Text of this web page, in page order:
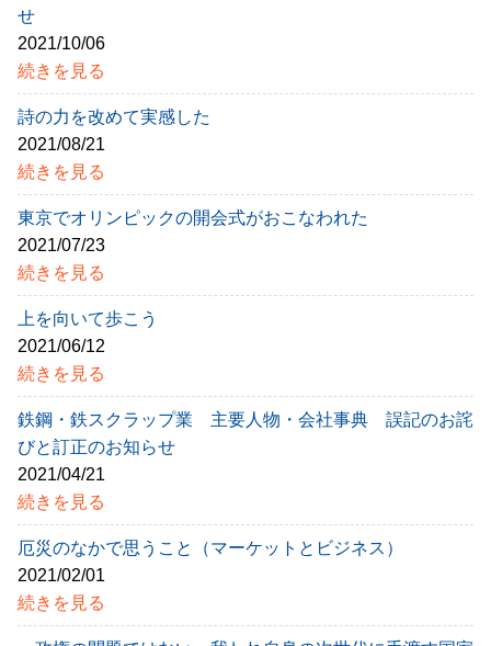
せ
2021/10/06
続きを見る
詩の力を改めて実感した
2021/08/21
続きを見る
東京でオリンピックの開会式がおこなわれた
2021/07/23
続きを見る
上を向いて歩こう
2021/06/12
続きを見る
鉄鋼・鉄スクラップ業 主要人物・会社事典 誤記のお詫
びと訂正のお知らせ
2021/04/21
続きを見る
厄災のなかで思うこと（マーケットとビジネス）
2021/02/01
続きを見る